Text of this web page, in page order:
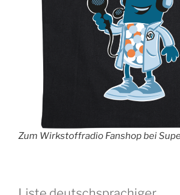
Zum Wirkstoffradio Fanshop bei